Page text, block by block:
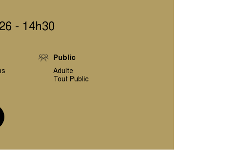
- 14h30
Public
Adulte
Tout Public